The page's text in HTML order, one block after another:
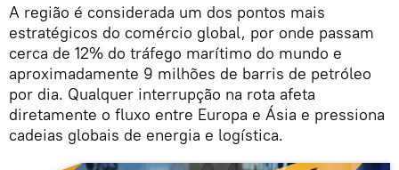
A região é considerada um dos pontos mais
estratégicos do comércio global, por onde passam
cerca de 12% do tráfego marítimo do mundo e
aproximadamente 9 milhões de barris de petróleo
por dia. Qualquer interrupção na rota afeta
diretamente o fluxo entre Europa e Ásia e pressiona
cadeias globais de energia e logística.